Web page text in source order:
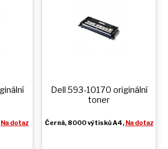
Na dotaz
Dell 593-10170 originální
toner
Černá, 8000 výtisků A4, Na dotaz